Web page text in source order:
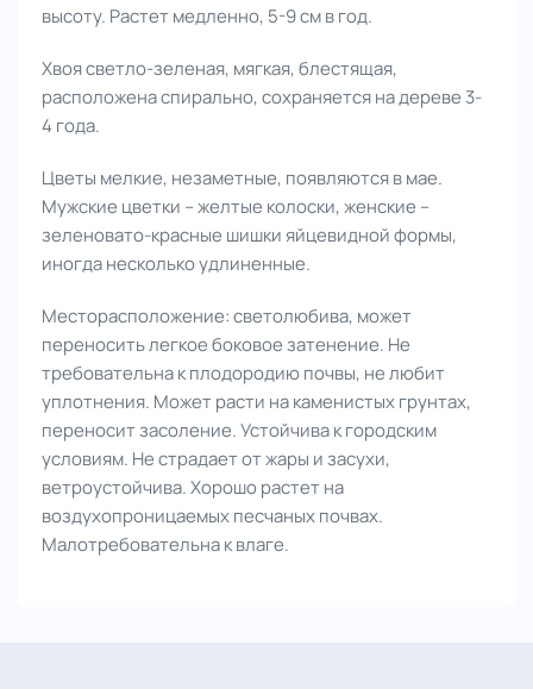
высоту. Растет медленно, 5-9 см в год.
Хвоя светло-зеленая, мягкая, блестящая,
расположена спирально, сохраняется на дереве 3-
4 года.
Цветы мелкие, незаметные, появляются в мае.
Мужские цветки – желтые колоски, женские –
зеленовато-красные шишки яйцевидной формы,
иногда несколько удлиненные.
Месторасположение:светолюбива, может
переносить легкое боковое затенение. Не
требовательна к плодородию почвы, не любит
уплотнения. Может расти на каменистых грунтах,
переносит засоление. Устойчива к городским
условиям. Не страдает от жары и засухи,
ветроустойчива. Хорошо растет на
воздухопроницаемых песчаных почвах.
Малотребовательна к влаге.